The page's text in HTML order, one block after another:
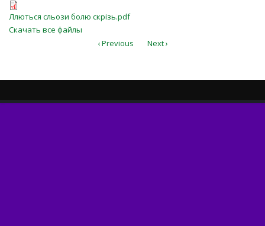
Ллються сльози болю скрізь.pdf
Ллються сльози болю скрізь.pdf
Скачать все файлы
‹ Previous Next ›